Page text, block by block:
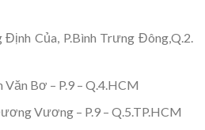
Của, P.Bình Trưng Đông,Q.2.
Bơ – P.9 – Q.4.HCM
Vương – P.9 – Q.5.TP.HCM